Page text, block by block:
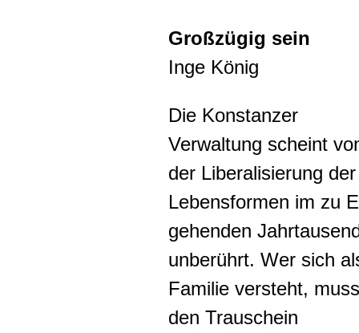
Großzügig sein
Inge König
Die Konstanzer
Verwaltung scheint
der Liberalisierung der
Lebensformen im zu
gehenden
unberührt. Wer sich
Familie versteht, muss
den Trauschein